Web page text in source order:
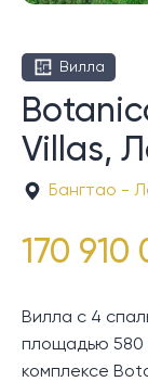
Вилла
Villas,
Бангтао -
170 910
Вилла с 4
площадью 580
комплексе